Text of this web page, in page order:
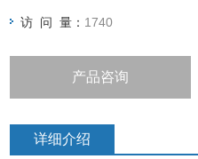
访 问 量： 1740
产品咨询
详细介绍